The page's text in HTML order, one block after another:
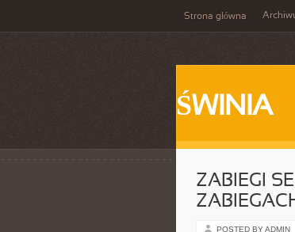
Strona główna
ŚWINIA
ZABIEGI
POSTED BY ADMIN